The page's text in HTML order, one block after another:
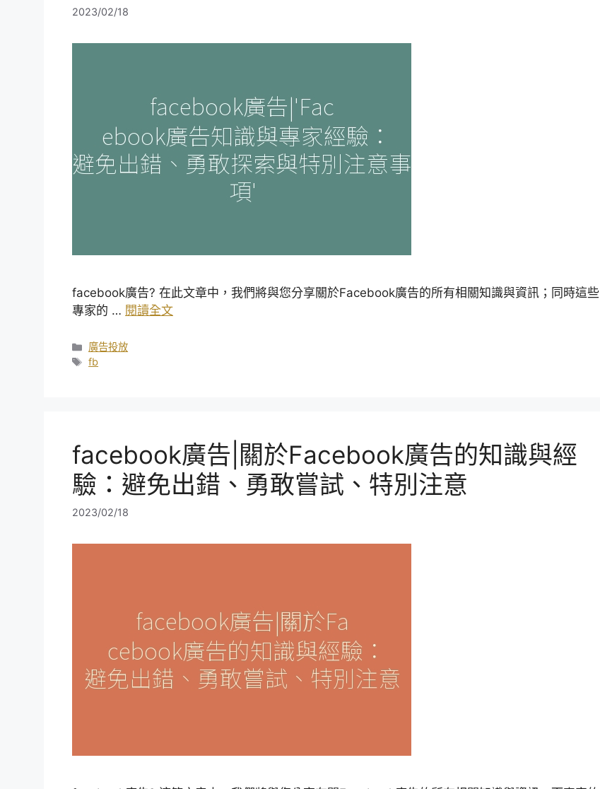
2023/02/18
facebook廣告? 在此文章中，我們將與您分享關於Facebook廣告的所有相關知識與資訊；同時這些
專家的 … 閱讀全文
分
類
廣告投放
標
fb
facebook廣告|關於Facebook廣告的知識與經
驗：避免出錯、勇敢嘗試、特別注意
2023/02/18